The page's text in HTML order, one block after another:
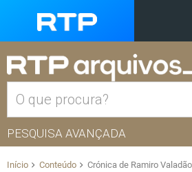
PESQUISA AVANÇADA
Início Conteúdo Crónica de Ramiro